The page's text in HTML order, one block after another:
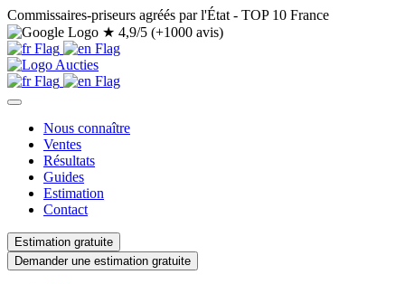
Commissaires-priseurs agréés par l'État - TOP 10 France
★ 4,9/5 (+1000 avis)
Nous connaître
Ventes
Résultats
Guides
Estimation
Contact
Estimation gratuite
Demander une estimation gratuite